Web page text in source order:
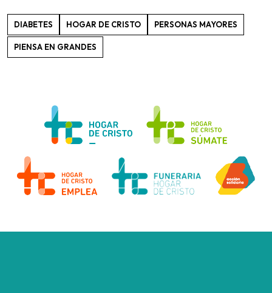
DIABETES HOGAR DE CRISTO PERSONAS MAYORES
PIENSA EN GRANDES